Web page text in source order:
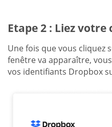
Etape 2 : Liez
Une fois que vous cliquez
fenêtre va apparaître,
vos identifiants Dropbox